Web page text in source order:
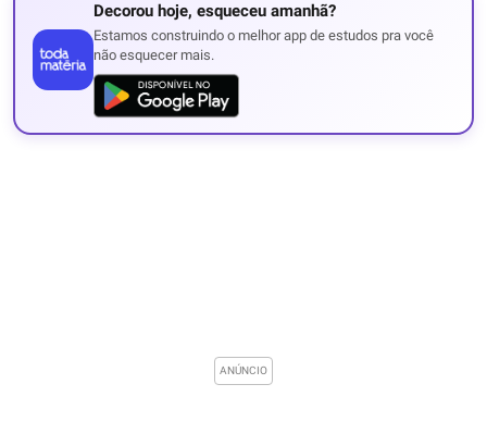
Decorou hoje, esqueceu amanhã?
Estamos construindo o melhor app de estudos pra você
não esquecer mais.